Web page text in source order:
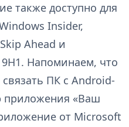
также доступно для
Insider,
Ahead и
Напоминаем, что
ПК с Android-
«Ваш
от Microsoft